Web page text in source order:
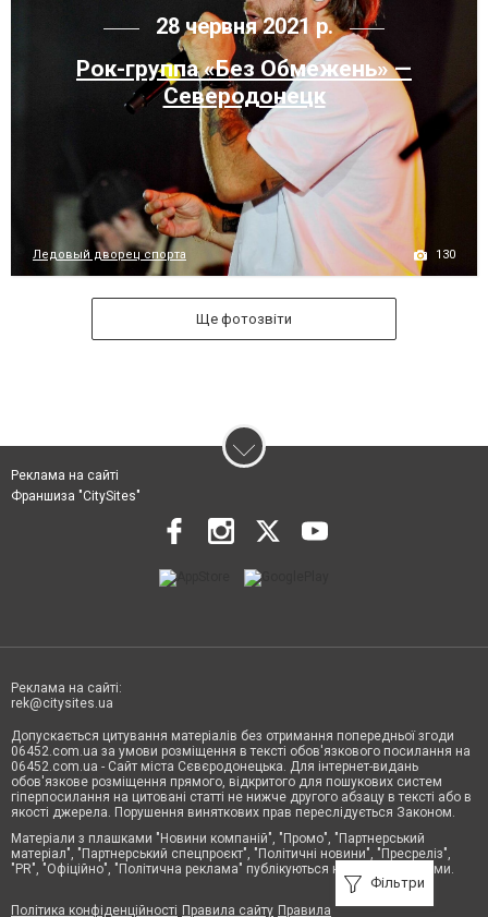
28 червня 2021 р.
Рок-группа «Без Обмежень» —
Северодонецк
Ледовый дворец спорта 130
Ще фотозвіти
Фільтри
Реклама на сайті
Франшиза "CitySites"
Реклама на сайті:
rek@citysites.ua
Допускається цитування матеріалів без отримання попередньої згоди
06452.com.ua за умови розміщення в тексті обов'язкового посилання на
06452.com.ua - Сайт міста Сєвєродонецька. Для інтернет-видань
обов'язкове розміщення прямого, відкритого для пошукових систем
гіперпосилання на цитовані статті не нижче другого абзацу в тексті або в
якості джерела. Порушення виняткових прав переслідується Законом.
Матеріали з плашками "Новини компаній", "Промо", "Партнерський
матеріал", "Партнерський спецпроєкт", "Політичні новини", "Пресреліз",
"PR", "Офіційно", "Політична реклама" публікуються на правах реклами.
Політика конфіденційності Правила сайту Правила